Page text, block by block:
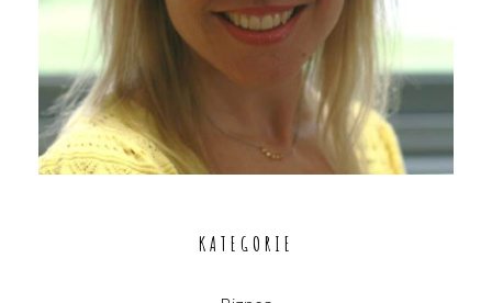
KATEGORIE